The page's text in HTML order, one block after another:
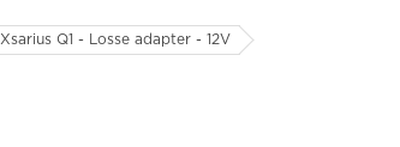
Xsarius Q1 - Losse adapter - 12V